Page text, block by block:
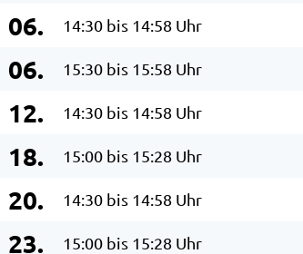
06. 14:30 bis 14:58 Uhr
06. 15:30 bis 15:58 Uhr
12. 14:30 bis 14:58 Uhr
18. 15:00 bis 15:28 Uhr
20. 14:30 bis 14:58 Uhr
23. 15:00 bis 15:28 Uhr